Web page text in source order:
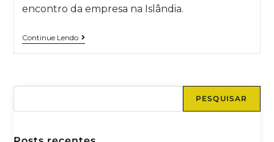
encontro da empresa na Islândia.
Continue Lendo
PESQUISAR